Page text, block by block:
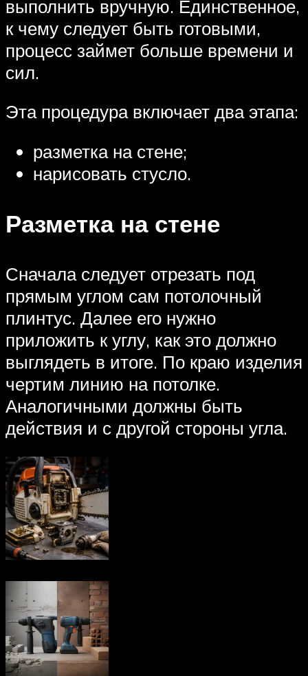
выполнить вручную. Единственное,
к чему следует быть готовыми,
процесс займет больше времени и
сил.
Эта процедура включает два этапа:
разметка на стене;
нарисовать стусло.
Разметка на стене
Сначала следует отрезать под
прямым углом сам потолочный
плинтус. Далее его нужно
приложить к углу, как это должно
выглядеть в итоге. По краю изделия
чертим линию на потолке.
Аналогичными должны быть
действия и с другой стороны угла.